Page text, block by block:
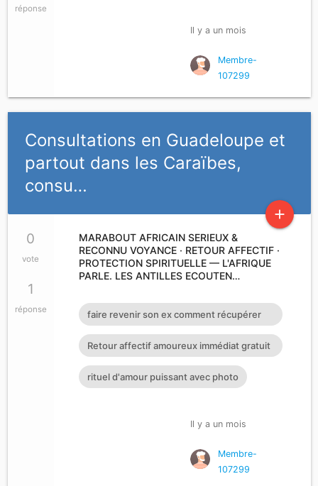
réponse
Il y a un mois
Membre-
107299
Consultations en Guadeloupe et
partout dans les Caraïbes,
consu…
add
0
vote
1
réponse
MARABOUT AFRICAIN SERIEUX &
RECONNU VOYANCE · RETOUR AFFECTIF ·
PROTECTION SPIRITUELLE — L'AFRIQUE
PARLE. LES ANTILLES ECOUTEN…
faire revenir son ex comment récupérer
son mari ou sa femme voya
Retour affectif amoureux immédiat gratuit
Rituel retour affectif
rituel d'amour puissant avec photo
Il y a un mois
Membre-
107299